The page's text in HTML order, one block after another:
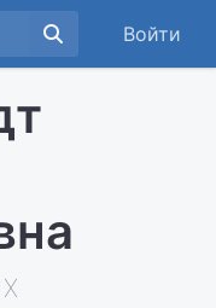
Войти